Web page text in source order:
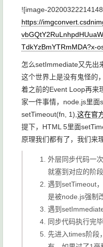
![image-
https://
TdkYzBmYTRmMDA?x-
怎么setImmediate又先出
这个世界上是没有鬼怪的
着之前的Event Loop再来
家一件事情，node.js里面
setTimeout(fn, 1) 这在官
提下，HTML 5里面
原理我们都有了，我们来
外层同步代码一
就塞到对应的阶段
遇到 setTimeout
是被node.js强制
遇到
同步代码执行完
先进入times阶段